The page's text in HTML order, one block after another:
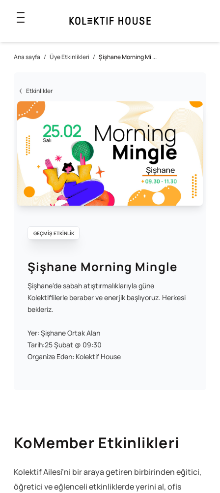
Ana sayfa / Üye Etkinlikleri / Şişhane Morning Mi ...
Etkinlikler
GEÇMİŞ ETKİNLİK
Şişhane Morning Mingle
Şişhane'de sabah atıştırmalıklarıyla güne
Kolektiflilerle beraber ve enerjik başlıyoruz. Herkesi
bekleriz.
Yer: Şişhane Ortak Alan
Tarih:25 Şubat @ 09:30
Organize Eden: Kolektif House
KoMember Etkinlikleri
Kolektif Ailesi’ni bir araya getiren birbirinden eğitici,
öğretici ve eğlencelietkinliklerde yerini al, ofis